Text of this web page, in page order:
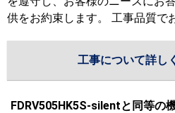
供をお約束します。 工事品質で
工事について詳し
FDRV505HK5S-silentと同等の